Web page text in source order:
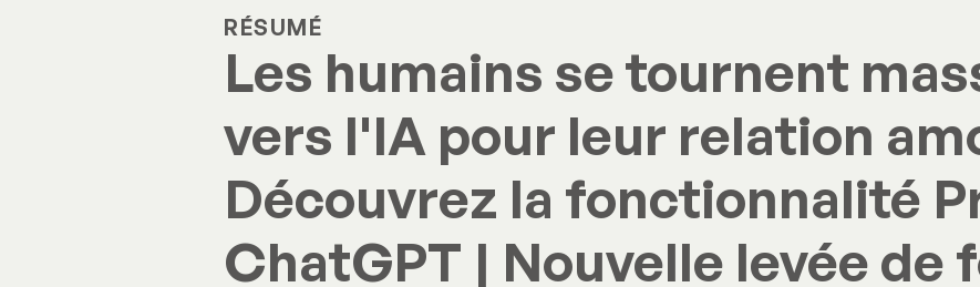
RÉSUMÉ
Les humains se tournent
vers l'IA pour leur relation
Découvrez la fonctionnalité
ChatGPT | Nouvelle levée de